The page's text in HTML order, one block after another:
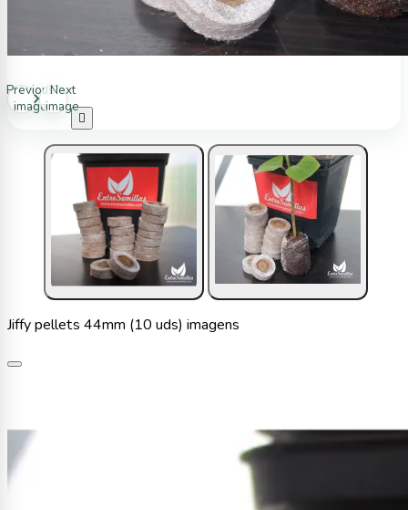
Previous
image
Next
image

Jiffy pellets 44mm (10 uds) imagens